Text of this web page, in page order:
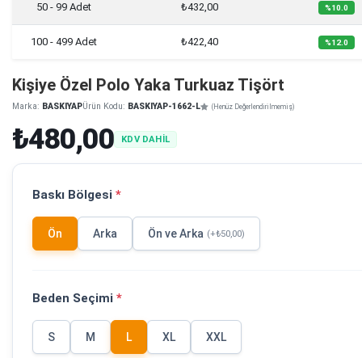
50 - 99 Adet ₺432,00 %10.0
100 - 499 Adet ₺422,40 %12.0
Kişiye Özel Polo Yaka Turkuaz Tişört
Marka: BASKIYAPÜrün Kodu: BASKIYAP-1662-L (Henüz Değerlendirilmemiş)
₺480,00 KDV DAHİL
Baskı Bölgesi *
Ön Arka Ön ve Arka (+₺50,00)
Beden Seçimi *
S M L XL XXL